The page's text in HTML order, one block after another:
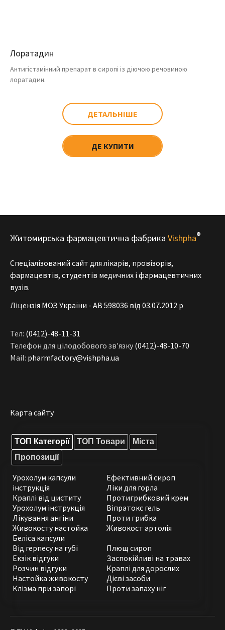
Лоратадин
Антигістамінний препарат в сиропі із діючою речовиною
лоратадин.
ДЕТАЛЬНІШЕ
ДЕ КУПИТИ
Житомирська фармацевтична фабрика Vishpha®
Спеціалізований сайт для лікарів, провізорів,
фармацевтів, студентів медичних і фармацевтичних
вузів.
Ліцензія МОЗ України - АВ 598036 від 03.07.2012 р
Тел: (0412)-48-11-31
Телефон для цілодобового зв'язку (0412)-48-10-70
Mail: pharmfactory@vishpha.ua
Карта сайту
ТОП Категорії ТОП Товари
Міста
Пропозиції
Урохолум капсули
інструкція
Краплі від циститу
Урохолум інструкція
Лікування ангіни
Живокосту настойка
Беліса капсули
Ефективний сироп
Ліки для горла
Протигрибковий крем
Віпратокс гель
Проти грибка
Живокост артолія
Від герпесу на губі
Екзік відгуки
Розчин відгуки
Настойка живокосту
Клізма при запорі
Плющ сироп
Заспокійливі на травах
Краплі для дорослих
Дієві засоби
Проти запаху ніг